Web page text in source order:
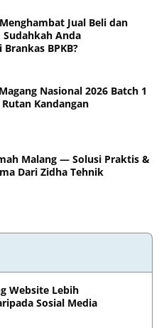
Jual Beli dan
Anda
BPKB?
Nasional 2026 Batch 1
Kandangan
Malang — Solusi Praktis &
Dari Zidha Tehnik
Website Lebih
Sosial Media